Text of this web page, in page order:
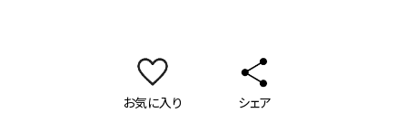
お気に入り シェア